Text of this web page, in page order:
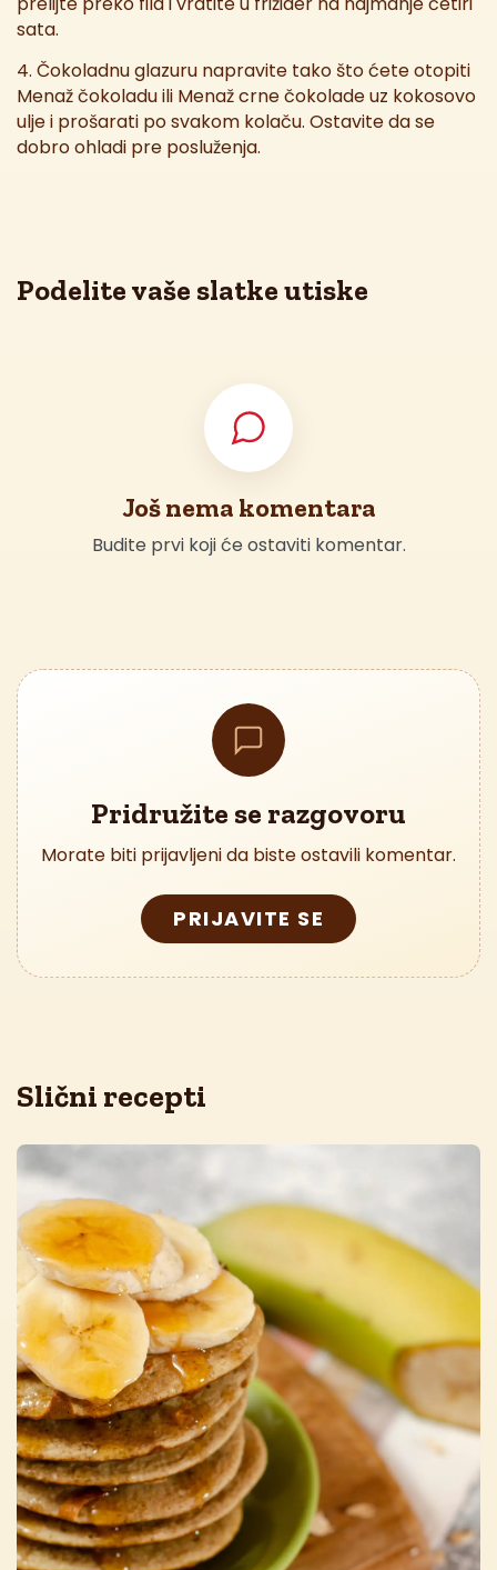
sata.
4. Čokoladnu glazuru napravite tako što ćete otopiti
Menaž čokoladu ili Menaž crne čokolade uz kokosovo
ulje i prošarati po svakom kolaču. Ostavite da se
dobro ohladi pre posluženja.
Podelite vaše slatke utiske
Još nema komentara
Budite prvi koji će ostaviti komentar.
Pridružite se razgovoru
Morate biti prijavljeni da biste ostavili komentar.
PRIJAVITE SE
Slični recepti